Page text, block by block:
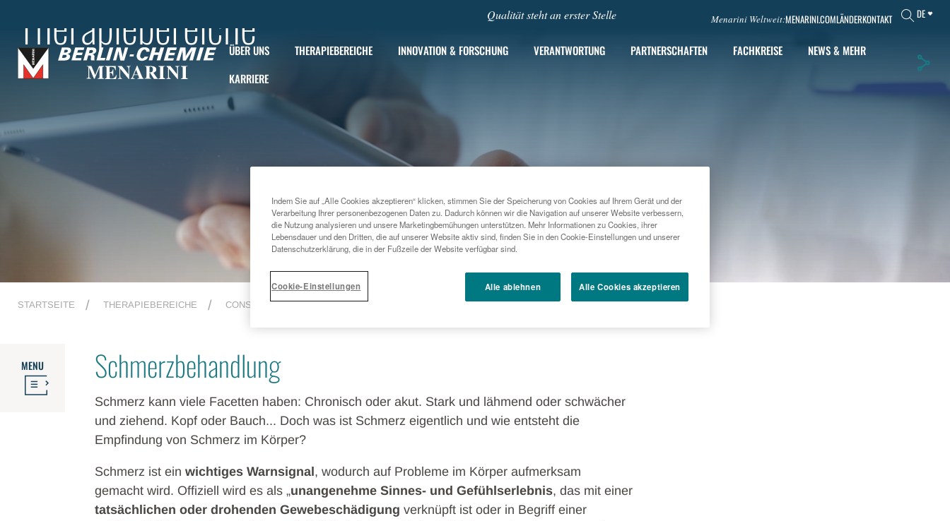
Qualität steht an erster Stelle Menarini Weltweit:MENARINI.COMLÄNDERKONTAKT DE
ÜBER UNS THERAPIEBEREICHE INNOVATION & FORSCHUNG VERANTWORTUNG PARTNERSCHAFTEN FACHKREISE
NEWS & MEHR
KARRIERE
Therapiebereiche
STARTSEITE THERAPIEBEREICHE CONSUMER HEALTHCARE SCHMERZBEHANDLUNG
MENU Schmerzbehandlung
Schmerz kann viele Facetten haben: Chronisch oder akut. Stark und lähmend oder schwächer
und ziehend. Kopf oder Bauch... Doch was ist Schmerz eigentlich und wie entsteht die
Empfindung von Schmerz im Körper?
Schmerz ist einwichtiges Warnsignal , wodurch auf Probleme im Körper aufmerksam
gemacht wird. Offiziell wird es als „unangenehme Sinnes- und Gefühlserlebnis, das mit einer
tatsächlichen oder drohenden Gewebeschädigung verknüpft ist oder in Begriff einer
Indem Sie auf „Alle Cookies akzeptieren“ klicken, stimmen Sie der Speicherung von Cookies auf Ihrem Gerät und der
Verarbeitung Ihrer personenbezogenen Daten zu. Dadurch können wir die Navigation auf unserer Website verbessern,
die Nutzung analysieren und unsere Marketingbemühungen unterstützen. Mehr Informationen zu Cookies, ihrer
Lebensdauer und den Dritten, die auf unserer Website aktiv sind, finden Sie in den Cookie-Einstellungen und unserer
Datenschutzerklärung, die in der Fußzeile der Website verfügbar sind.
Cookie-Einstellungen Alle ablehnen Alle Cookies akzeptieren